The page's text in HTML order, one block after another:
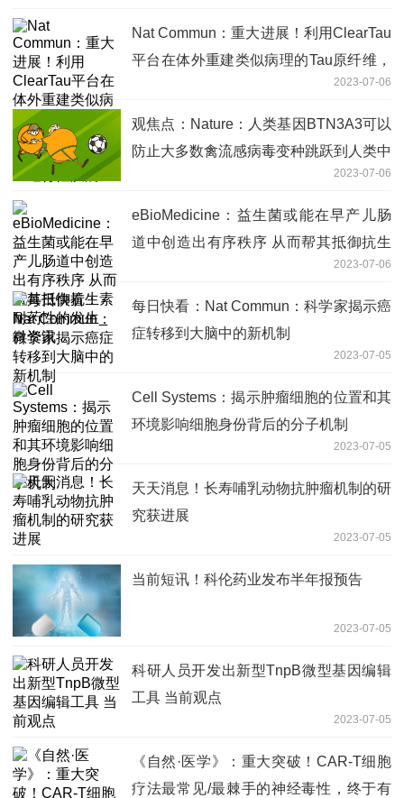
Nat Commun：重大进展！利用ClearTau
平台在体外重建类似病理的Tau原纤维，
用于研究阿尔茨海默病等神经退行性疾病
2023-07-06
观焦点：Nature：人类基因BTN3A3可以
防止大多数禽流感病毒变种跳跃到人类中
2023-07-06
eBioMedicine：益生菌或能在早产儿肠
道中创造出有序秩序 从而帮其抵御抗生
2023-07-06
每日快看：Nat Commun：科学家揭示癌
症转移到大脑中的新机制
2023-07-05
Cell Systems：揭示肿瘤细胞的位置和其
环境影响细胞身份背后的分子机制
2023-07-05
天天消息！长寿哺乳动物抗肿瘤机制的研
究获进展
2023-07-05
当前短讯！科伦药业发布半年报预告
2023-07-05
科研人员开发出新型TnpB微型基因编辑
工具 当前观点
2023-07-05
《自然·医学》：重大突破！CAR-T细胞
疗法最常见/最棘手的神经毒性，终于有